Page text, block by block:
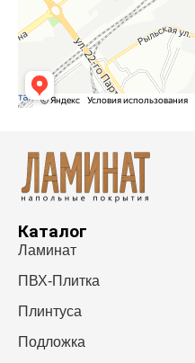
Каталог
Ламинат
ПВХ-Плитка
Плинтуса
Подложка